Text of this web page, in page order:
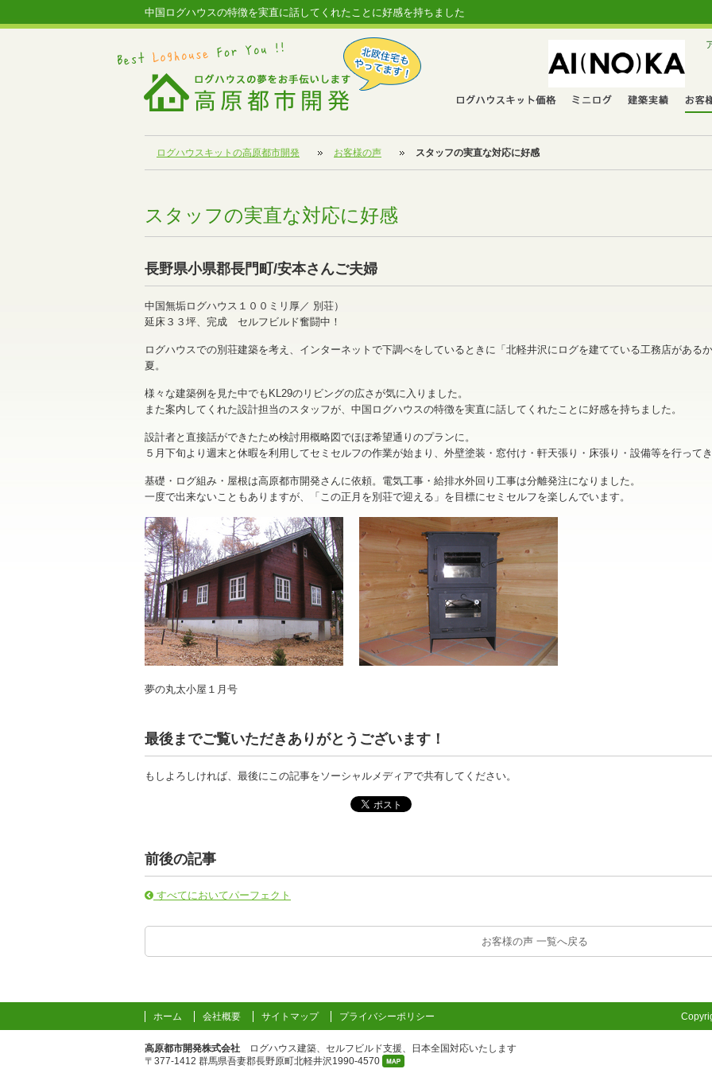
中国ログハウスの特徴を実直に話してくれたことに好感を持ちました
ログハウスキットの高原都市開発 お客様の声 スタッフの実直な対応に好感
スタッフの実直な対応に好感
長野県小県郡長門町/安本さんご夫婦
中国無垢ログハウス１００ミリ厚／ 別荘）
延床３３坪、完成 セルフビルド奮闘中！
ログハウスでの別荘建築を考え、インターネットで下調べをしているときに「北軽井沢にログを建てている工務店がある
夏。
様々な建築例を見た中でもKL29のリビングの広さが気に入りました。
また案内してくれた設計担当のスタッフが、中国ログハウスの特徴を実直に話してくれたことに好感を持ちました。
設計者と直接話ができたため検討用概略図でほぼ希望通りのプランに。
５月下旬より週末と休暇を利用してセミセルフの作業が始まり、外壁塗装・窓付け・軒天張り・床張り・設備等を行ってき
基礎・ログ組み・屋根は高原都市開発さんに依頼。電気工事・給排水外回り工事は分離発注になりました。
一度で出来ないこともありますが、「この正月を別荘で迎える」を目標にセミセルフを楽しんでいます。
夢の丸太小屋１月号
最後までご覧いただきありがとうございます！
もしよろしければ、最後にこの記事をソーシャルメディアで共有してください。
前後の記事
すべてにおいてパーフェクト
お客様の声 一覧へ戻る
ホーム 会社概要 サイトマップ プライバシーポリシー
高原都市開発株式会社 ログハウス建築、セルフビルド支援、日本全国対応いたします
〒377-1412 群馬県吾妻郡長野原町北軽井沢1990-4570